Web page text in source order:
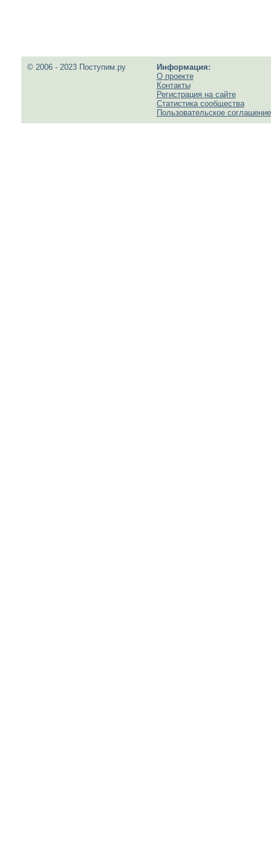
© 2006 - 2023 Поступим.ру
Информация:
О проекте
Контакты
Регистрация на сайте
Статистика сообщества
Пользовательское соглашение